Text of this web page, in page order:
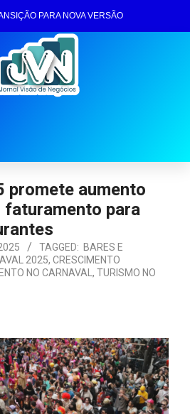
PARA NOVA VERSÃO
promete aumento
faturamento para
TAGGED: BARES E
2025, CRESCIMENTO
NO CARNAVAL , TURISMO NO